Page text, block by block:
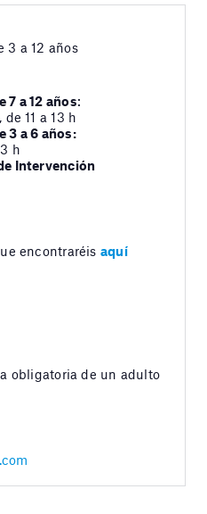
3 a 12 años
7 a 12 años:
11 a 13 h
3 a 6 años:
h
Intervención
encontraréis aquí
obligatoria de un adulto